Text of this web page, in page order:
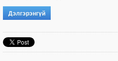
Дэлгэрэнгүй